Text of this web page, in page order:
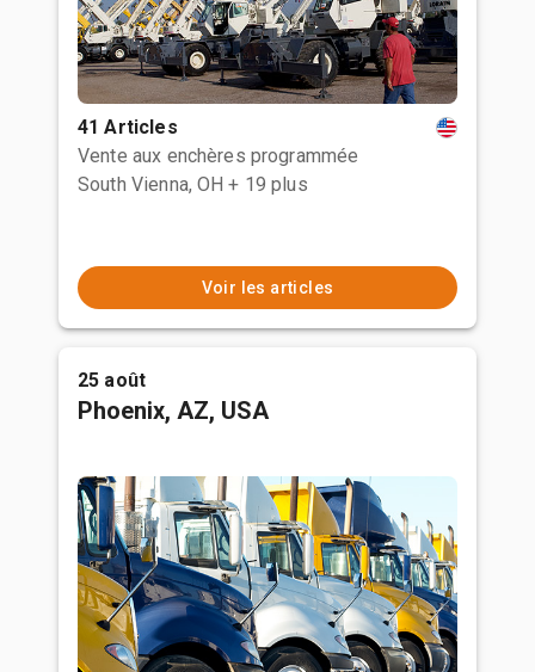
41 Articles
Vente aux enchères programmée
South Vienna, OH + 19 plus
Voir les articles
25 août
Phoenix, AZ, USA